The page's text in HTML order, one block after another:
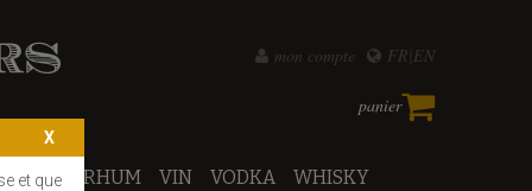
FR EN
mon compte
panier
PORTO RHUM VIN VODKA WHISKY
et que